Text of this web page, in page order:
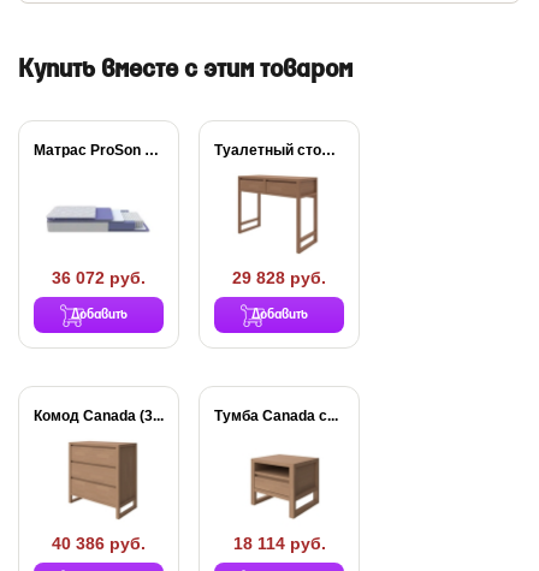
Купить вместе с этим товаром
Матрас ProSon Active...
36 072 руб.
Добавить
Туалетный стол Canada
29 828 руб.
Добавить
Комод Canada (3...
40 386 руб.
Тумба Canada с...
18 114 руб.